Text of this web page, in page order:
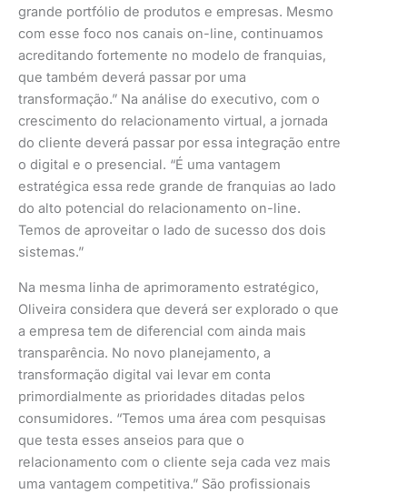
grande portfólio de produtos e empresas. Mesmo
com esse foco nos canais on-line, continuamos
acreditando fortemente no modelo de franquias,
que também deverá passar por uma
transformação.” Na análise do executivo, com o
crescimento do relacionamento virtual, a jornada
do cliente deverá passar por essa integração entre
o digital e o presencial. “É uma vantagem
estratégica essa rede grande de franquias ao lado
do alto potencial do relacionamento on-line.
Temos de aproveitar o lado de sucesso dos dois
sistemas.”
Na mesma linha de aprimoramento estratégico,
Oliveira considera que deverá ser explorado o que
a empresa tem de diferencial com ainda mais
transparência. No novo planejamento, a
transformação digital vai levar em conta
primordialmente as prioridades ditadas pelos
consumidores. “Temos uma área com pesquisas
que testa esses anseios para que o
relacionamento com o cliente seja cada vez mais
uma vantagem competitiva.” São profissionais